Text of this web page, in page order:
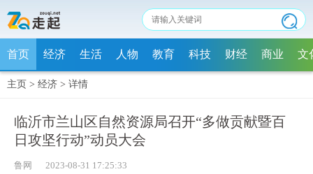
首页 经济 生活 人物 教育 科技 财经 商业 文
主页 > 经济 > 详情
临沂市兰山区自然资源局召开“多做贡献暨百
日攻坚行动”动员大会
鲁网 2023-08-31 17:25:33